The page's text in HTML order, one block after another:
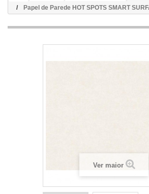
Papel de Parede HOT SPOTS SMART
Ver maior